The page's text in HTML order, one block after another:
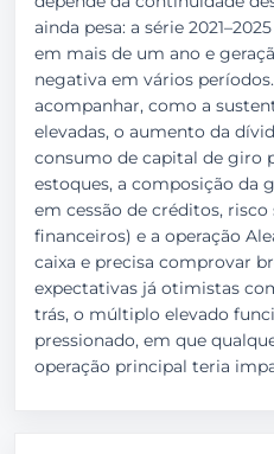
ainda pesa: a série
em mais de um ano e
negativa em vários
acompanhar, como a
elevadas, o aumento da
consumo de capital de giro
estoques, a composição da
em cessão de créditos,
financeiros) e a operação
caixa e precisa comprovar
expectativas já otimistas
trás, o múltiplo elevado
pressionado, em que
operação principal teria